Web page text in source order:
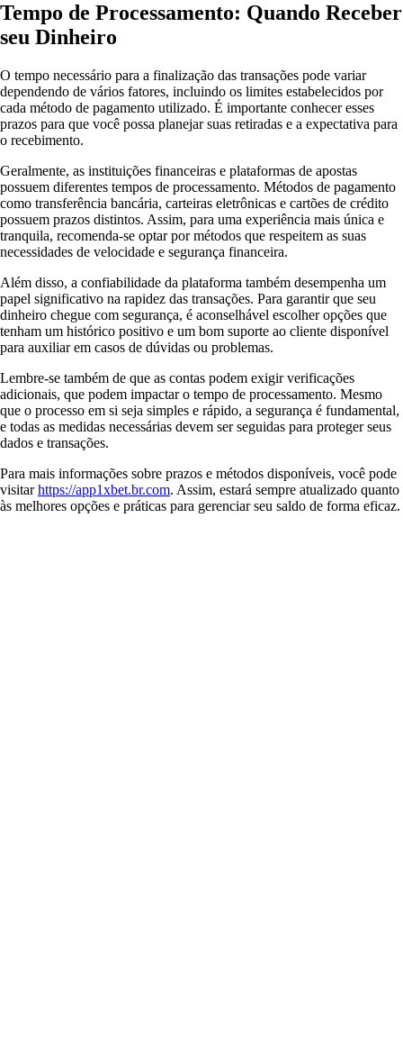
Tempo de Processamento: Quando Receber
seu Dinheiro
O tempo necessário para a finalização das transações pode variar
dependendo de vários fatores, incluindo os limites estabelecidos por
cada método de pagamento utilizado. É importante conhecer esses
prazos para que você possa planejar suas retiradas e a expectativa para
o recebimento.
Geralmente, as instituições financeiras e plataformas de apostas
possuem diferentes tempos de processamento. Métodos de pagamento
como transferência bancária, carteiras eletrônicas e cartões de crédito
possuem prazos distintos. Assim, para uma experiência mais única e
tranquila, recomenda-se optar por métodos que respeitem as suas
necessidades de velocidade e segurança financeira.
Além disso, a confiabilidade da plataforma também desempenha um
papel significativo na rapidez das transações. Para garantir que seu
dinheiro chegue com segurança, é aconselhável escolher opções que
tenham um histórico positivo e um bom suporte ao cliente disponível
para auxiliar em casos de dúvidas ou problemas.
Lembre-se também de que as contas podem exigir verificações
adicionais, que podem impactar o tempo de processamento. Mesmo
que o processo em si seja simples e rápido, a segurança é fundamental,
e todas as medidas necessárias devem ser seguidas para proteger seus
dados e transações.
Para mais informações sobre prazos e métodos disponíveis, você pode
visitarhttps://app1xbet.br.com. Assim, estará sempre atualizado quanto
às melhores opções e práticas para gerenciar seu saldo de forma eficaz.